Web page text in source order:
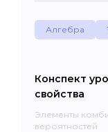
Алгебра
Конспект
свойства
Элементы
вероятностей